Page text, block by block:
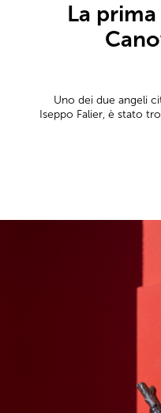
La
Uno dei due angeli
Iseppo Falier, è stato